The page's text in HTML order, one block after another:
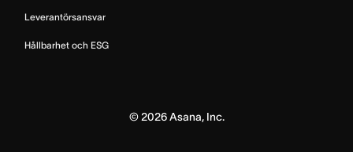
Leverantörsansvar
Hållbarhet och ESG
© 2026Asana, Inc.